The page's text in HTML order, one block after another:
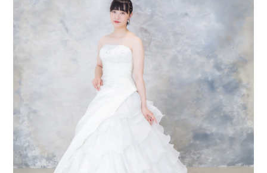
〒963-8041
福島県郡山市富田町権現林9−１